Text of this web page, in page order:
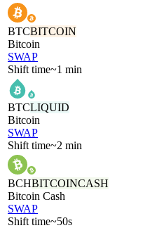
BTCBITCOIN
Bitcoin
SWAP
Shift time~1 min
BTCLIQUID
Bitcoin
SWAP
Shift time~2 min
BCHBITCOINCASH
Bitcoin Cash
SWAP
Shift time~50s